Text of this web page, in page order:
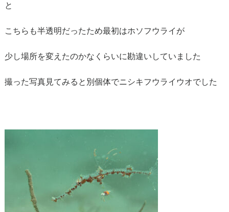
と
こちらも半透明だったため最初はホソフウライが
少し場所を変えたのかなくらいに勘違いしていました
撮った写真見てみると別個体でニシキフウライウオでした